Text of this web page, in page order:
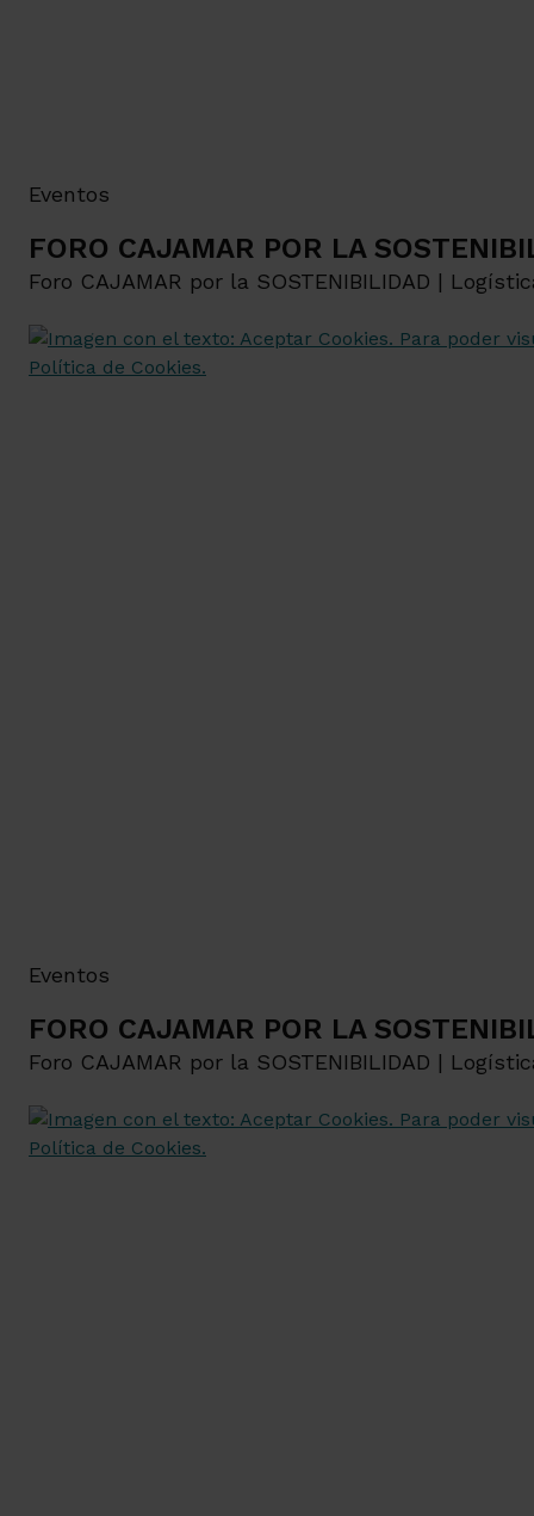
Eventos
FORO CAJAMAR POR LA
Foro CAJAMAR por la SOSTENIBILIDAD |
Eventos
FORO CAJAMAR POR LA
Foro CAJAMAR por la SOSTENIBILIDAD |